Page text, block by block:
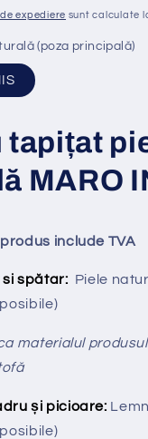
expediere sunt calculate
(poza principală)
tapițat
ă MARO
include TVA
si spătar: Piele
materialul
și picioare: